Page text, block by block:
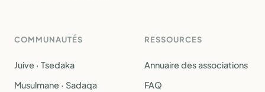
COMMUNAUTÉS
Juive · Tsedaka
Musulmane · Sadaqa
RESSOURCES
Annuaire des associations
FAQ